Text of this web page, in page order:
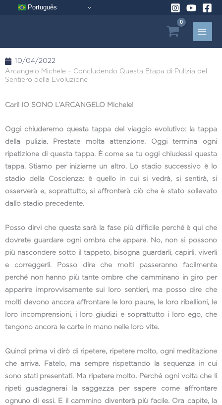
Português
10/04/2022
Arcangelo Michele – Concludendo Questa Etapa di Pulizia del
Sentiero della Evoluzione
Cari! IO SONO L’ARCANGELO Michele!
Oggi chiuderemo questa tappa del viaggio evolutivo: la tappa
della pulizia. Prestate molta attenzione. Oggi termina ogni
ripetizione di questa tappa. È come se tu oggi chiudessi questa
tappa. Stiamo per iniziarne un altro. Lo stadio successivo è lo
stadio della Coscienza: è quello in cui si vedrà, si sentirà, si
osserverà e, soprattutto, si affronterà ciò che è stato sollevato
dallo stadio precedente.
Posso dirvi che questa sarà la fase più difficile perché è qui che
dovrete guardare ogni ombra che appare. No, non si possono
più nascondere sotto il tappeto, bisogna guardarli, capirli, viverli
e correggerli. Posso dire che molti passeranno facilmente
perché non hanno più tante ombre che camminano in giro per
apparire improvvisamente sui loro sentieri, ma posso dire che
molti devono ancora affrontare le loro paure, le loro ribellioni, le
loro incomprensioni, i loro giudizi e soprattutto i loro ego, che
tengono ancora le carte in mano nelle loro vite.
Quindi prima vi dirò di ripetere, ripetere molto, ogni meditazione
che arriva. Fatelo, ma sempre rispettando la sequenza in cui
sono stati presentati. Ma ripetere molto. Perché ogni volta che li
ripeti guadagnerai la saggezza per sapere come affrontare
ognuno di essi. E il cammino diventerà più facile. Ora capite, la